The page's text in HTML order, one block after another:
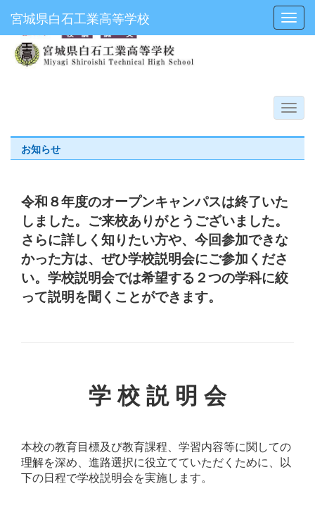
宮城県白石工業高等学校
お知らせ
令和８年度のオープンキャンパスは終了いた
しました。ご来校ありがとうございました。
さらに詳しく知りたい方や、今回参加できな
かった方は、ぜひ学校説明会にご参加くださ
い。学校説明会では希望する２つの学科に絞
って説明を聞くことができます。
学 校 説 明 会
本校の教育目標及び教育課程、学習内容等に関しての
理解を深め、進路選択に役立てていただくために、以
下の日程で学校説明会を実施します。